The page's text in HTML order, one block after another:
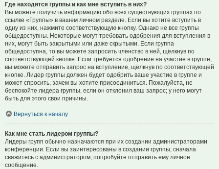
Где находятся группы и как мне вступить в них?
Вы можете получить информацию обо всех существующих группах по
ссылке «Группы» в вашем личном разделе. Если вы хотите вступить в
одну из них, нажмите соответствующую кнопку. Однако не все группы
общедоступны. Некоторые могут требовать одобрения для вступления в
них, могут быть закрытыми или даже скрытыми. Если группа
общедоступна, то вы можете запросить членство в ней, щёлкнув по
соответствующей кнопке. Если требуется одобрение на участие в группе,
вы можете отправить запрос на вступление, щёлкнув по соответствующей
кнопке. Лидер группы должен будет одобрить ваше участие в группе и
может спросить, зачем вы хотите присоединиться. Пожалуйста, не
беспокойте лидера группы, если он отклонил ваш запрос; у него могут
быть для этого свои причины.
Вернуться к началу
Как мне стать лидером группы?
Лидеры групп обычно назначаются при их создании администраторами
конференции. Если вы заинтересованы в создании группы, сначала
свяжитесь с администратором; попробуйте отправить ему личное
сообщение.